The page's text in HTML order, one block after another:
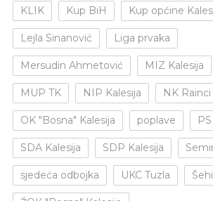
KLIK Kup BiH Kup općine
Lejla Sinanović Liga prvaka
Mersudin Ahmetović MIZ Kalesija
MUP TK NIP Kalesija NK Rainci
OK "Bosna" Kalesija poplave
SDA Kalesija SDP Kalesija
sjedeća odbojka UKC Tuzla